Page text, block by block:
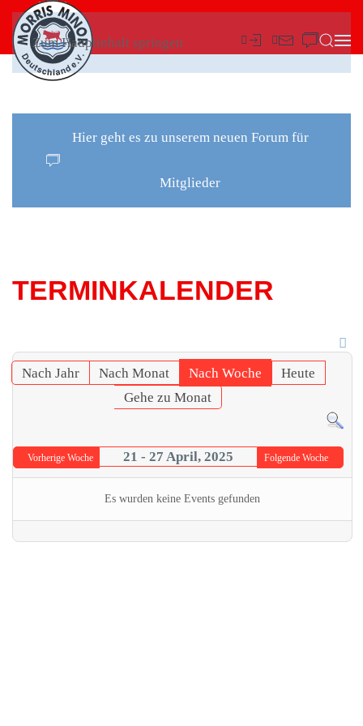
Zum Hauptinhalt springen
Hier geht es zu unserem neuen Forum für
Mitglieder
TERMINKALENDER
Nach Jahr Nach Monat Nach Woche
Heute
Gehe zu Monat
Vorherige Woche 21 - 27 April, 2025 Folgende Woche
Es wurden keine Events gefunden